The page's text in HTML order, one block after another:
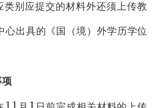
类别应提交的材料外还须上传教
心出具的《国（境）外学历学位
项